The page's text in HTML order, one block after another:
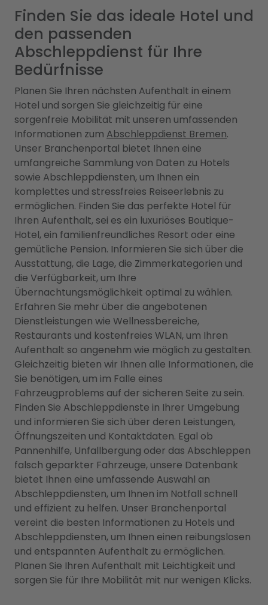
Finden Sie das ideale Hotel und
den passenden
Abschleppdienst für Ihre
Bedürfnisse
Planen Sie Ihren nächsten Aufenthalt in einem
Hotel und sorgen Sie gleichzeitig für eine
sorgenfreie Mobilität mit unseren umfassenden
Informationen zum Abschleppdienst Bremen.
Unser Branchenportal bietet Ihnen eine
umfangreiche Sammlung von Daten zu Hotels
sowie Abschleppdiensten, um Ihnen ein
komplettes und stressfreies Reiseerlebnis zu
ermöglichen. Finden Sie das perfekte Hotel für
Ihren Aufenthalt, sei es ein luxuriöses Boutique-
Hotel, ein familienfreundliches Resort oder eine
gemütliche Pension. Informieren Sie sich über die
Ausstattung, die Lage, die Zimmerkategorien und
die Verfügbarkeit, um Ihre
Übernachtungsmöglichkeit optimal zu wählen.
Erfahren Sie mehr über die angebotenen
Dienstleistungen wie Wellnessbereiche,
Restaurants und kostenfreies WLAN, um Ihren
Aufenthalt so angenehm wie möglich zu gestalten.
Gleichzeitig bieten wir Ihnen alle Informationen, die
Sie benötigen, um im Falle eines
Fahrzeugproblems auf der sicheren Seite zu sein.
Finden Sie Abschleppdienste in Ihrer Umgebung
und informieren Sie sich über deren Leistungen,
Öffnungszeiten und Kontaktdaten. Egal ob
Pannenhilfe, Unfallbergung oder das Abschleppen
falsch geparkter Fahrzeuge, unsere Datenbank
bietet Ihnen eine umfassende Auswahl an
Abschleppdiensten, um Ihnen im Notfall schnell
und effizient zu helfen. Unser Branchenportal
vereint die besten Informationen zu Hotels und
Abschleppdiensten, um Ihnen einen reibungslosen
und entspannten Aufenthalt zu ermöglichen.
Planen Sie Ihren Aufenthalt mit Leichtigkeit und
sorgen Sie für Ihre Mobilität mit nur wenigen Klicks.